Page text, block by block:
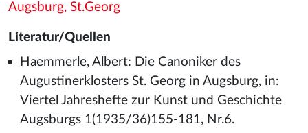
Augsburg, St.Georg
Literatur/Quellen
Haemmerle, Albert: Die Canoniker des
Augustinerklosters St. Georg in Augsburg, in:
Viertel Jahreshefte zur Kunst und Geschichte
Augsburgs 1(1935/36)155-181, Nr.6.